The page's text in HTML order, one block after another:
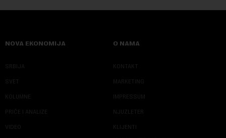
NOVA EKONOMIJA
SRBIJA
SVET
KOLUMNE
PRIČE I ANALIZE
VIDEO
O NAMA
KONTAKT
MARKETING
IMPRESSUM
NJUZLETER
KLIJENTI